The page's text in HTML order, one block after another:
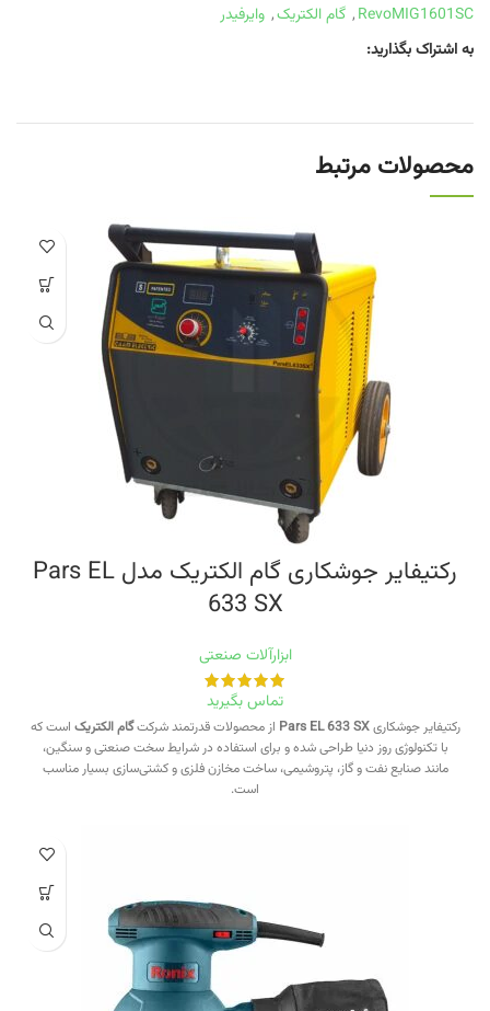
RevoMIG1601SC
, گام الکتریک, وایرفیدر
به اشتراک بگذارید:
محصولات مرتبط
رکتیفایر جوشکاری گام الکتریک مدل Pars EL
633 SX
ابزارآلات صنعتی
تماس بگیرید
رکتیفایر جوشکاریPars EL 633 SX از محصولات قدرتمند شرکتگام الکتریک است که
با تکنولوژی روز دنیا طراحی شده و برای استفاده در شرایط سخت صنعتی و سنگین،
مانند صنایع نفت و گاز، پتروشیمی، ساخت مخازن فلزی و کشتی‌سازی بسیار مناسب
است.